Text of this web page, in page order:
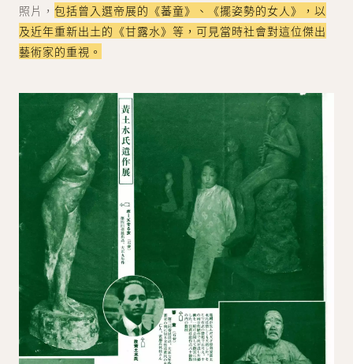
照片， 包括曾入選帝展的《蕃童》、《擺姿勢的女人》，以
及近年重新出土的《甘露水》等，可見當時社會對這位傑出
藝術家的重視。